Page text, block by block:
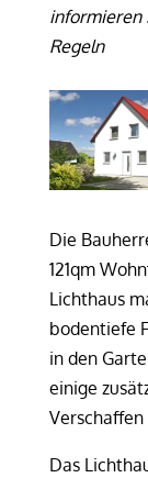
informieren
Regeln
Die
121qm
Lichthaus
bodentiefe
in den
einige
Das